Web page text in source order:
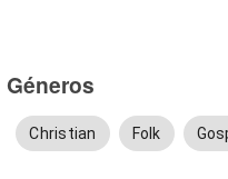
Géneros
Christian Folk